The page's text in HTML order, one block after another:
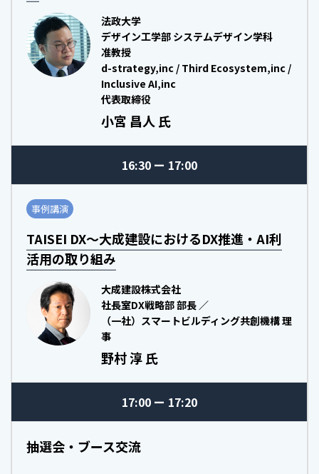
法政大学
デザイン工学部 システムデザイン学科
准教授
d-strategy,inc / Third Ecosystem,inc /
Inclusive AI,inc
代表取締役
小宮 昌人 氏
16:30 17:00
事例講演
TAISEI DX～大成建設におけるDX推進・AI利
活用の取り組み
大成建設株式会社
社長室DX戦略部 部長 ／
（一社）スマートビルディング共創機構 理
事
野村 淳 氏
17:00 17:20
抽選会・ブース交流